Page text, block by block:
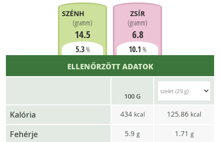
SZÉNHIDRÁT
(gramm)
14.5
5.3%
ZSÍR
(gramm)
6.8
10.1 %
ELLENŐRZÖTT ADATOK
100 G
Kalória 434 kcal 125.86 kcal
Fehérje 5.9 g 1.71 g